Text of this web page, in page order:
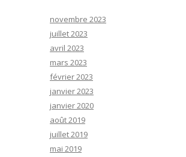
novembre 2023
juillet 2023
avril 2023
mars 2023
février 2023
janvier 2023
janvier 2020
août 2019
juillet 2019
mai 2019